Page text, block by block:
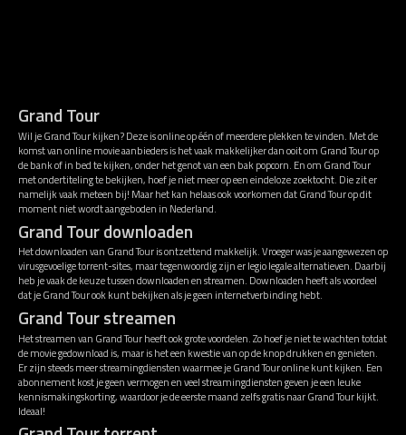
Grand Tour
Wil je Grand Tour kijken? Deze is online op één of meerdere plekken te vinden. Met de
komst van online movie aanbieders is het vaak makkelijker dan ooit om Grand Tour op
de bank of in bed te kijken, onder het genot van een bak popcorn. En om Grand Tour
met ondertiteling te bekijken, hoef je niet meer op een eindeloze zoektocht. Die zit er
namelijk vaak meteen bij! Maar het kan helaas ook voorkomen dat Grand Tour op dit
moment niet wordt aangeboden in Nederland.
Grand Tour downloaden
Het downloaden van Grand Tour is ontzettend makkelijk. Vroeger was je aangewezen op
virusgevoelige torrent-sites, maar tegenwoordig zijn er legio legale alternatieven. Daarbij
heb je vaak de keuze tussen downloaden en streamen. Downloaden heeft als voordeel
dat je Grand Tour ook kunt bekijken als je geen internetverbinding hebt.
Grand Tour streamen
Het streamen van Grand Tour heeft ook grote voordelen. Zo hoef je niet te wachten totdat
de movie gedownload is, maar is het een kwestie van op de knop drukken en genieten.
Er zijn steeds meer streamingdiensten waarmee je Grand Tour online kunt kijken. Een
abonnement kost je geen vermogen en veel streamingdiensten geven je een leuke
kennismakingskorting, waardoor je de eerste maand zelfs gratis naar Grand Tour kijkt.
Ideaal!